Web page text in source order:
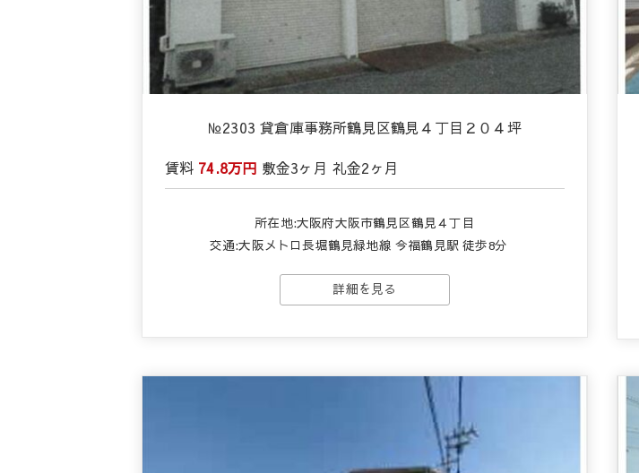
№2303 貸倉庫事務所鶴見区鶴見４丁目２０４坪
賃料 74.8万円 敷金3ヶ月 礼金2ヶ月
所在地:大阪府大阪市鶴見区鶴見４丁目
交通:大阪メトロ長堀鶴見緑地線 今福鶴見駅 徒歩8分
詳細を見る